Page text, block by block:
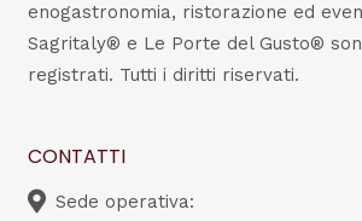
enogastronomia, ristorazione ed
Sagritaly® e Le Porte del Gusto®
registrati. Tutti i diritti riservati.
CONTATTI
Sede operativa: